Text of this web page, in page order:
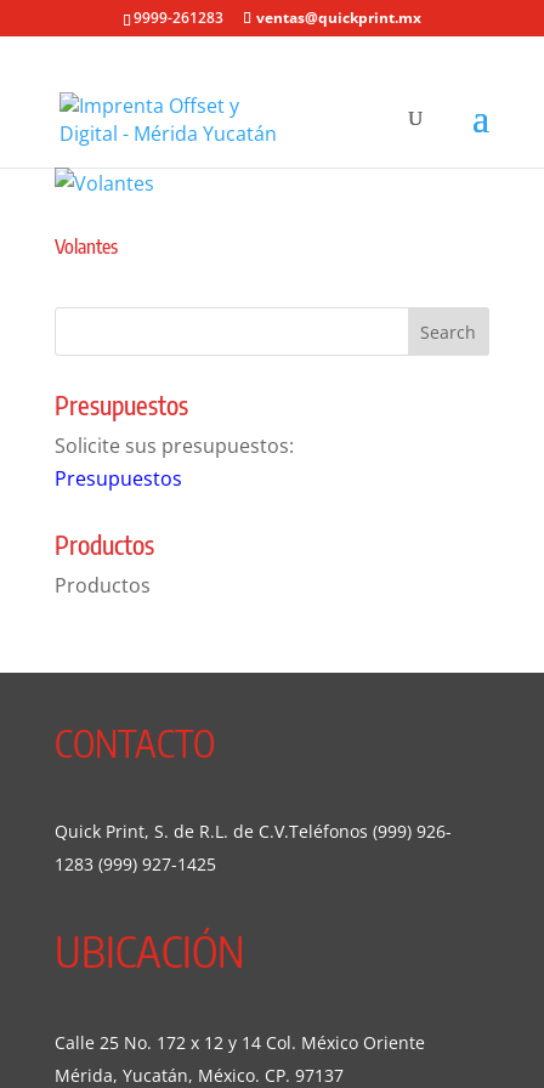
9999-261283 ventas@quickprint.mx
Volantes
Presupuestos
Solicite sus presupuestos:
Presupuestos
Productos
Productos
CONTACTO
Quick Print, S. de R.L. de C.V.Teléfonos (999) 926-
1283 (999) 927-1425
UBICACIÓN
Calle 25 No. 172 x 12 y 14 Col. México Oriente
Mérida, Yucatán, México. CP. 97137